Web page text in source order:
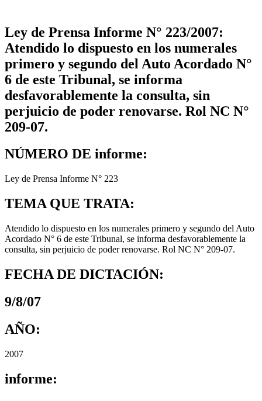
Ley de Prensa Informe N° 223/2007:
Atendido lo dispuesto en los numerales
primero y segundo del Auto Acordado N°
6 de este Tribunal, se informa
desfavorablemente la consulta, sin
perjuicio de poder renovarse. Rol NC N°
209-07.
NÚMERO DE informe:
Ley de Prensa Informe N° 223
TEMA QUE TRATA:
Atendido lo dispuesto en los numerales primero y segundo del Auto
Acordado N° 6 de este Tribunal, se informa desfavorablemente la
consulta, sin perjuicio de poder renovarse. Rol NC N° 209-07.
FECHA DE DICTACIÓN:
9/8/07
AÑO:
2007
informe: